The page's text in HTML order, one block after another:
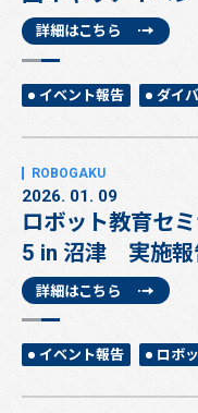
詳細はこちら
イベント報告 ダイ
2026. 01. 09
ロボット教育セ
5 in 沼津 実施報
詳細はこちら
イベント報告 ロボ